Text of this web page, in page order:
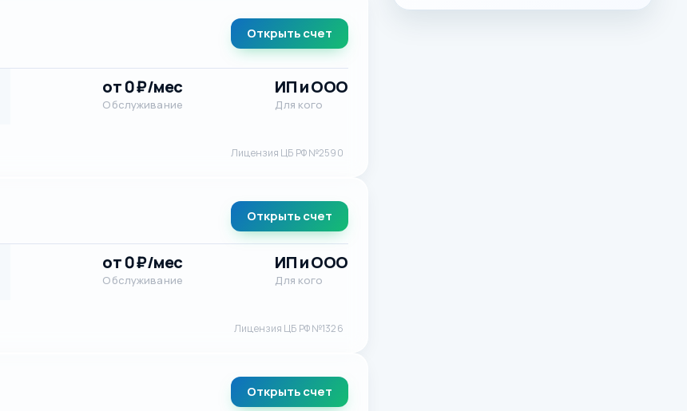
Открыть счет
от 0 ₽/мес
Обслуживание
ИП и ООО
Для кого
Лицензия ЦБ РФ №2590
Открыть счет
от 0 ₽/мес
Обслуживание
ИП и ООО
Для кого
Лицензия ЦБ РФ №1326
Открыть счет